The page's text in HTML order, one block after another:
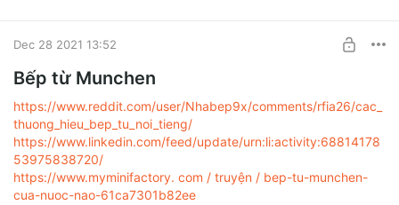
Dec 28 2021 13:52
Bếp từ Munchen
https://www.reddit.com/user/Nhabep9x/comments/rfia26/cac_
thuong_hieu_bep_tu_noi_tieng/
https://www.linkedin.com/feed/update/urn:li:activity:68814178
53975838720/
https://www.myminifactory. com / truyện / bep-tu-munchen-
cua-nuoc-nao-61ca7301b82ee